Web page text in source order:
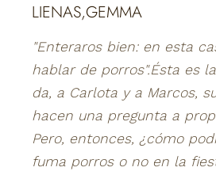
LIENAS,GEMMA
"Enteraros bien: en esta
hablar de porros".Ésta es
da, a Carlota y a Marcos,
hacen una pregunta a
Pero, entonces, ¿cómo
fuma porros o no en la